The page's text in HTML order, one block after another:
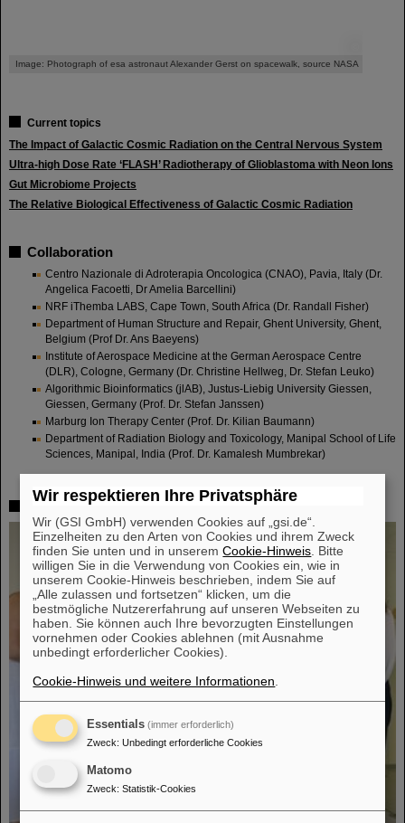
Image: Photograph of esa astronaut Alexander Gerst on spacewalk, source NASA
Current topics
The Impact of Galactic Cosmic Radiation on the Central Nervous System
Ultra-high Dose Rate ‘FLASH’ Radiotherapy of Glioblastoma with Neon Ions
Gut Microbiome Projects
The Relative Biological Effectiveness of Galactic Cosmic Radiation
Collaboration
Centro Nazionale di Adroterapia Oncologica (CNAO), Pavia, Italy (Dr.
Angelica Facoetti, Dr Amelia Barcellini)
NRF iThemba LABS, Cape Town, South Africa (Dr. Randall Fisher)
Department of Human Structure and Repair, Ghent University, Ghent,
Belgium (Prof Dr. Ans Baeyens)
Institute of Aerospace Medicine at the German Aerospace Centre
(DLR), Cologne, Germany (Dr. Christine Hellweg, Dr. Stefan Leuko)
Algorithmic Bioinformatics (jlAB), Justus-Liebig University Giessen,
Giessen, Germany (Prof. Dr. Stefan Janssen)
Marburg Ion Therapy Center (Prof. Dr. Kilian Baumann)
Department of Radiation Biology and Toxicology, Manipal School of Life
Sciences, Manipal, India (Prof. Dr. Kamalesh Mumbrekar)
Lab members
Wir respektieren Ihre Privatsphäre
Wir (GSI GmbH) verwenden Cookies auf „gsi.de“.
Einzelheiten zu den Arten von Cookies und ihrem Zweck
finden Sie unten und in unseremCookie-Hinweis . Bitte
willigen Sie in die Verwendung von Cookies ein, wie in
unserem Cookie-Hinweis beschrieben, indem Sie auf
„Alle zulassen und fortsetzen“ klicken, um die
bestmögliche Nutzererfahrung auf unseren Webseiten zu
haben. Sie können auch Ihre bevorzugten Einstellungen
vornehmen oder Cookies ablehnen (mit Ausnahme
unbedingt erforderlicher Cookies).
Cookie-Hinweis und weitere Informationen
Essentials (immer erforderlich)
Zweck: Unbedingt erforderliche Cookies
Matomo
Zweck: Statistik-Cookies